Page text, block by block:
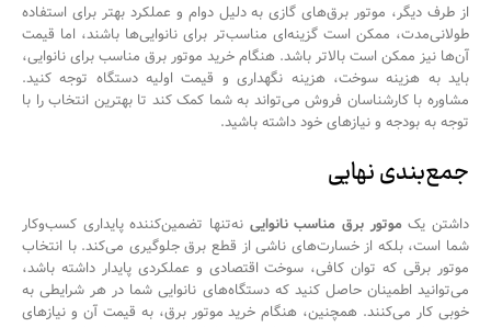
از طرف دیگر، موتور برق‌های گازی به دلیل دوام و عملکرد بهتر برای استفاده
طولانی‌مدت، ممکن است گزینه‌ای مناسب‌تر برای نانوایی‌ها باشند، اما قیمت
آن‌ها نیز ممکن است بالاتر باشد. هنگام خرید موتور برق مناسب برای نانوایی،
باید به هزینه سوخت، هزینه نگهداری و قیمت اولیه دستگاه توجه کنید.
مشاوره با کارشناسان فروش می‌تواند به شما کمک کند تا بهترین انتخاب را با
توجه به بودجه و نیازهای خود داشته باشید.
جمع‌بندی نهایی
داشتن یکموتور برق مناسب نانوایی نه‌تنها تضمین‌کننده پایداری کسب‌وکار
شما است، بلکه از خسارت‌های ناشی از قطع برق جلوگیری می‌کند. با انتخاب
موتور برقی که توان کافی، سوخت اقتصادی و عملکردی پایدار داشته باشد،
می‌توانید اطمینان حاصل کنید که دستگاه‌های نانوایی شما در هر شرایطی به
خوبی کار می‌کنند. همچنین، هنگام خرید موتور برق، به قیمت آن و نیازهای